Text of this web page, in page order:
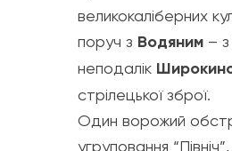
великокаліберних
поруч з Водяним –
неподалік
стрілецької зброї.
Один ворожий
угруповання